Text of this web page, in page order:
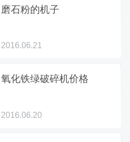
磨石粉的机子
2016.06.21
氧化铁绿破碎机价格
2016.06.20